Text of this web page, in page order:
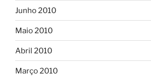
Junho 2010
Maio 2010
Abril 2010
Março 2010